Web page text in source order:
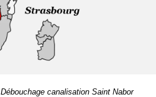
Débouchage canalisation Saint Nabor